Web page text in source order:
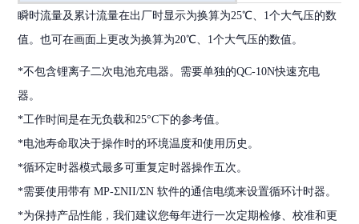
瞬时流量及累计流量在出厂时显示为换算为25℃、1个大气压的数
值。也可在画面上更改为换算为20℃、1个大气压的数值。
*不包含锂离子二次电池充电器。需要单独的QC-10N快速充电
器。
*工作时间是在无负载和25°C下的参考值。
*电池寿命取决于操作时的环境温度和使用历史。
*循环定时器模式最多可重复定时器操作五次。
*需要使用带有 MP-ΣNII/ΣN 软件的通信电缆来设置循环计时器。
*为保持产品性能，我们建议您每年进行一次定期检修、校准和更